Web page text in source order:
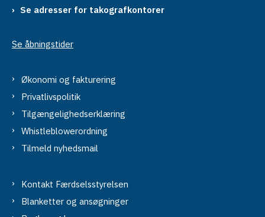
Se adresser for takografkontorer
Se åbningstider
Økonomi og fakturering
Privatlivspolitik
Tilgængelighedserklæring
Whistleblowerordning
Tilmeld nyhedsmail
Kontakt Færdselsstyrelsen
Blanketter og ansøgninger